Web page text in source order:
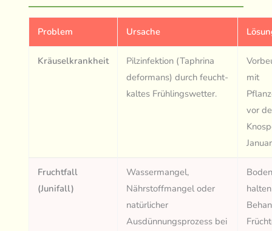
Problem Ursache
Kräuselkrankheit
Pilzinfektion (Taphrina
deformans) durch feucht-
kaltes Frühlingswetter.
mit
vor
Fruchtfall
(Junifall)
Wassermangel,
Nährstoffmangel oder
natürlicher
Ausdünnungsprozess bei